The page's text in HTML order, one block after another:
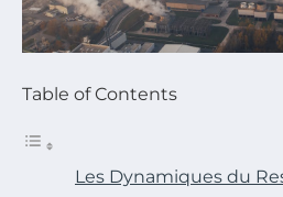
Table of Contents
Les Dynamiques du